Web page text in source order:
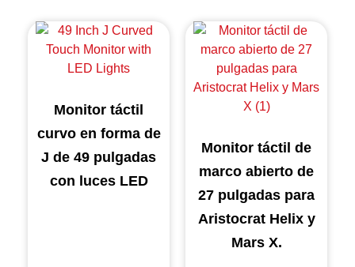
Monitor táctil
curvo en forma de
J de 49 pulgadas
con luces LED
Monitor táctil de
marco abierto de
27 pulgadas para
Aristocrat Helix y
Mars X.